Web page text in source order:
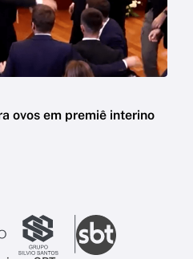
ovos em premiê interino